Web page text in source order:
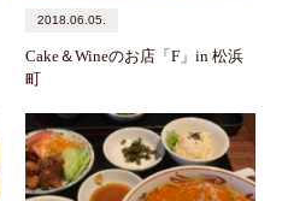
2018.06.05.
Cake＆Wineのお店「F」in 松浜
町